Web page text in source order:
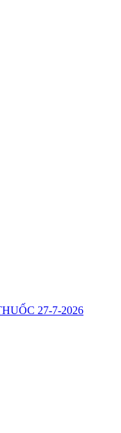
27-7-2026